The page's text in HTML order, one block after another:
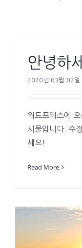
안녕하
2020년 03월 02일
워드프레스에
시물입니다. 수
세요!
Read More